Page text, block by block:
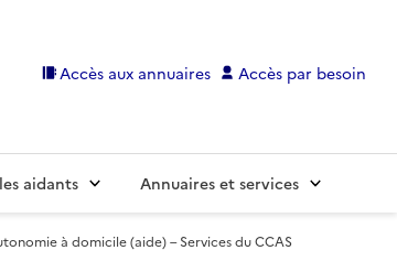
Accès aux annuaires Accès par besoin
aidants Annuaires et services
à domicile (aide) – Services du CCAS